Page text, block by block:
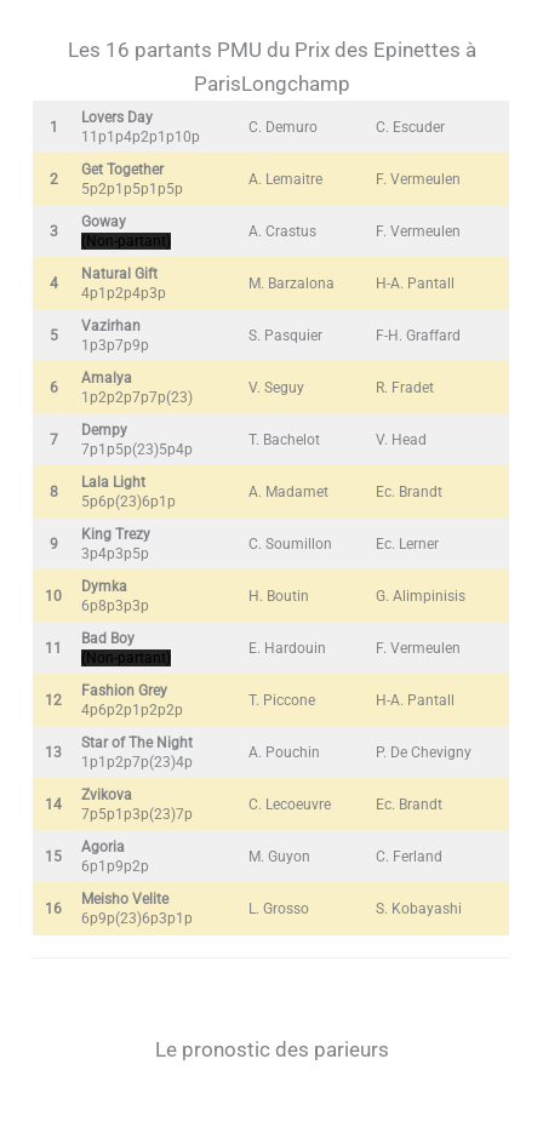
Les 16 partants PMU du Prix des Epinettes à
ParisLongchamp
1
Lovers Day
11p1p4p2p1p10p
C. Demuro C. Escuder
2
Get Together
5p2p1p5p1p5p
A. Lemaitre F. Vermeulen
3
Goway
(Non-partant)
A. Crastus F. Vermeulen
4
Natural Gift
4p1p2p4p3p
M. Barzalona H-A. Pantall
5
Vazirhan
1p3p7p9p
S. Pasquier F-H. Graffard
6
Amalya
1p2p2p7p7p(23)
V. Seguy R. Fradet
7
Dempy
7p1p5p(23)5p4p
T. Bachelot V. Head
8
Lala Light
5p6p(23)6p1p
A. Madamet Ec. Brandt
9
King Trezy
3p4p3p5p
C. Soumillon Ec. Lerner
10
Dymka
6p8p3p3p
H. Boutin G. Alimpinisis
11
Bad Boy
(Non-partant)
E. Hardouin F. Vermeulen
12
Fashion Grey
4p6p2p1p2p2p
T. Piccone H-A. Pantall
13
Star of The Night
1p1p2p7p(23)4p
A. Pouchin P. De Chevigny
14
Zvikova
7p5p1p3p(23)7p
C. Lecoeuvre Ec. Brandt
15
Agoria
6p1p9p2p
M. Guyon C. Ferland
16
Meisho Velite
6p9p(23)6p3p1p
L. Grosso S. Kobayashi
Le pronostic des parieurs